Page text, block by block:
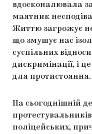
вдосконалювала
маятник
Життю загрожує
що змушує нас
суспільних
дискримінації, і
для протистояння.
На сьогоднішній
поліцейських,